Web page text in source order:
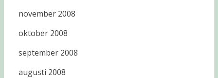
november 2008
oktober 2008
september 2008
augusti 2008